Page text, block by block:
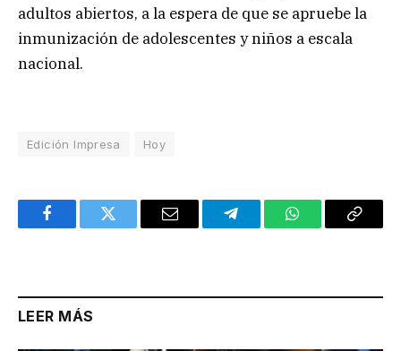
adultos abiertos, a la espera de que se apruebe la
inmunización de adolescentes y niños a escala
nacional.
Edición Impresa Hoy
FacebookTwitter Email TelegramWhatsAppCopy
LEER MÁS